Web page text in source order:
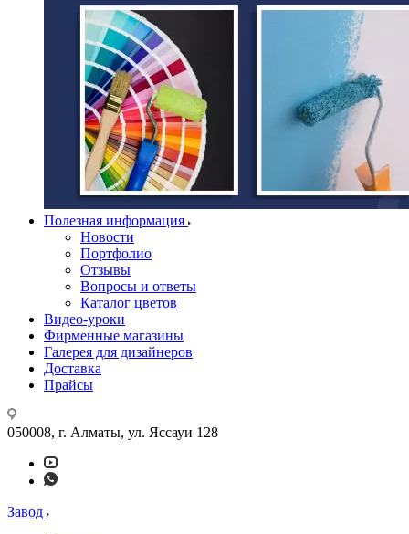
Полезная информация
Новости
Портфолио
Отзывы
Вопросы и ответы
Каталог цветов
Видео-уроки
Фирменные магазины
Галерея для дизайнеров
Доставка
Прайсы
050008, г. Алматы, ул. Яссауи 128
Завод